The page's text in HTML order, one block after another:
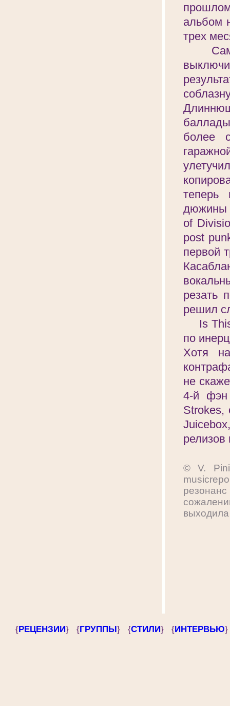
альбом
трех
Самое
более
теперь
дюжины
of
post
первой
резать
решил
Is This
по
Хотя
не
4-й фэн
Strokes,
релизов
© V.
{РЕЦЕНЗИИ} {ГРУППЫ} {СТИЛИ} {ИНТЕРВЬЮ